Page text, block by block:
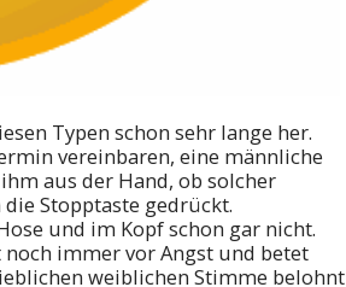
Typen schon sehr lange her.
vereinbaren, eine männliche
aus der Hand, ob solcher
Stopptaste gedrückt.
und im Kopf schon gar nicht.
immer vor Angst und betet
weiblichen Stimme belohnt